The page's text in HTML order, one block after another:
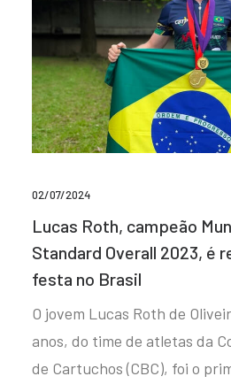
02/07/2024
Lucas Roth, campeão
Standard Overall 2023, é
festa no Brasil
O jovem Lucas Roth de
anos, do time de atletas da
de Cartuchos (CBC), foi o